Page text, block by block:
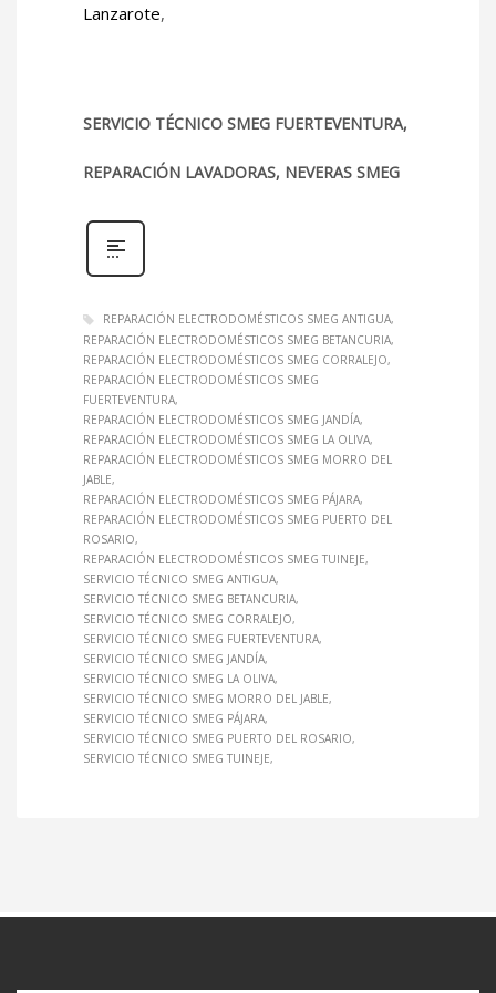
Lanzarote,
SERVICIO TÉCNICO SMEG FUERTEVENTURA,
REPARACIÓN LAVADORAS, NEVERAS SMEG
REPARACIÓN ELECTRODOMÉSTICOS SMEG ANTIGUA
REPARACIÓN ELECTRODOMÉSTICOS SMEG BETANCURIA
REPARACIÓN ELECTRODOMÉSTICOS SMEG CORRALEJO
REPARACIÓN ELECTRODOMÉSTICOS SMEG
FUERTEVENTURA
REPARACIÓN ELECTRODOMÉSTICOS SMEG JANDÍA
REPARACIÓN ELECTRODOMÉSTICOS SMEG LA OLIVA
REPARACIÓN ELECTRODOMÉSTICOS SMEG MORRO DEL
JABLE
REPARACIÓN ELECTRODOMÉSTICOS SMEG PÁJARA
REPARACIÓN ELECTRODOMÉSTICOS SMEG PUERTO DEL
ROSARIO
REPARACIÓN ELECTRODOMÉSTICOS SMEG TUINEJE
SERVICIO TÉCNICO SMEG ANTIGUA
SERVICIO TÉCNICO SMEG BETANCURIA
SERVICIO TÉCNICO SMEG CORRALEJO
SERVICIO TÉCNICO SMEG FUERTEVENTURA
SERVICIO TÉCNICO SMEG JANDÍA
SERVICIO TÉCNICO SMEG LA OLIVA
SERVICIO TÉCNICO SMEG MORRO DEL JABLE
SERVICIO TÉCNICO SMEG PÁJARA
SERVICIO TÉCNICO SMEG PUERTO DEL ROSARIO
SERVICIO TÉCNICO SMEG TUINEJE